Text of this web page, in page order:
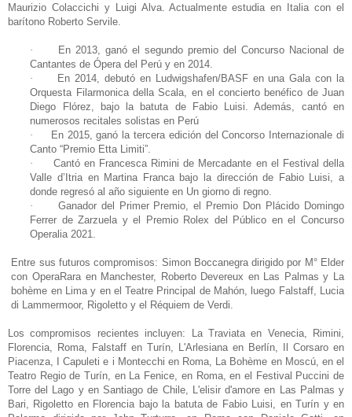
Maurizio Colaccichi y Luigi Alva. Actualmente estudia en Italia con el
barítono Roberto Servile.
·
En 2013, ganó el segundo premio del Concurso Nacional de
Cantantes de Ópera del Perú y en 2014.
·
En 2014, debutó en Ludwigshafen/BASF en una Gala con la
Orquesta Filarmonica della Scala, en el concierto benéfico de Juan
Diego Flórez, bajo la batuta de Fabio Luisi. Además, cantó en
numerosos recitales solistas en Perú
·
En 2015, ganó la tercera edición del Concorso Internazionale di
Canto “Premio Etta Limiti”.
·
Cantó en Francesca Rimini de Mercadante en el Festival della
Valle d’Itria en Martina Franca bajo la dirección de Fabio Luisi, a
donde regresó al año siguiente en Un giorno di regno.
·
Ganador del Primer Premio, el Premio Don Plácido Domingo
Ferrer de Zarzuela y el Premio Rolex del Público en el Concurso
Operalia 2021.
Entre sus futuros compromisos: Simon Boccanegra dirigido por M° Elder
con OperaRara en Manchester, Roberto Devereux en Las Palmas y La
bohème en Lima y en el Teatre Principal de Mahón, luego Falstaff, Lucia
di Lammermoor, Rigoletto y el Réquiem de Verdi.
Los compromisos recientes incluyen: La Traviata en Venecia, Rimini,
Florencia, Roma, Falstaff en Turín, L'Arlesiana en Berlín, Il Corsaro en
Piacenza, I Capuleti e i Montecchi en Roma, La Bohème en Moscú, en el
Teatro Regio de Turín, en La Fenice, en Roma, en el Festival Puccini de
Torre del Lago y en Santiago de Chile, L'elisir d'amore en Las Palmas y
Bari, Rigoletto en Florencia bajo la batuta de Fabio Luisi, en Turín y en